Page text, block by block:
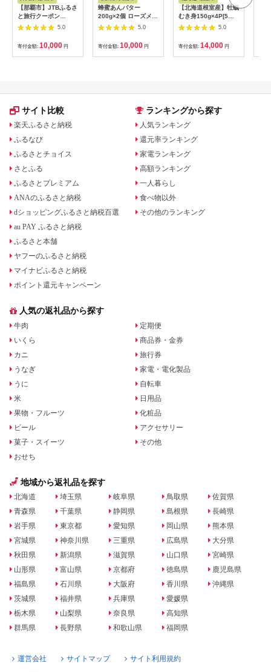
【那覇市】JTBふるさ
と旅行クーポン
（3,000円分）有効期
間3年（Eメール発
行）｜旅行 トラベル
予約 国内旅行 JTB 宿
泊 観光 体験 旅行券
人気 おすすめ 旅行ク
ン ネット予約 電話 有
5.0
寄付金額: 10,000 円
蜂蜜あんバター
200g×2個 ローズメイ
[あんバター はちみ
つ 発酵バター あん
こ 水あめ不使用 秋
田県 大仙市]
5.0
寄付金額: 10,000 円
【北海道根室産】牡蠣
むき身150g×4P[5月
下旬以降発送] A-
5.0
寄付金額: 14,000 円
サイト比較
楽天ふるさと納税
ふるなび
ふるさとチョイス
さとふる
ふるさとプレミアム
ANAのふるさと納税
dショッピングふるさと納税百選
au PAY ふるさと納税
ふるさと本舗
ヤフーのふるさと納税
マイナビふるさと納税
ポイント還元キャンペーン
ランキングから探す
人気ランキング
還元率ランキング
家電ランキング
高額ランキング
一人暮らし
食べ物以外
その他のランキング
人気の返礼品から探す
牛肉
いくら
カニ
うなぎ
うに
米
果物・フルーツ
ビール
菓子・スイーツ
おせち
定期便
商品券・金券
旅行券
家電・電化製品
自転車
日用品
化粧品
アクセサリー
その他
地域から返礼品を探す
北海道
青森県
岩手県
宮城県
秋田県
山形県
福島県
茨城県
栃木県
群馬県
埼玉県
千葉県
東京都
神奈川県
新潟県
富山県
石川県
福井県
山梨県
長野県
岐阜県
静岡県
愛知県
三重県
滋賀県
京都府
大阪府
兵庫県
奈良県
和歌山県
鳥取県
島根県
岡山県
広島県
山口県
徳島県
香川県
愛媛県
高知県
福岡県
佐賀県
長崎県
熊本県
大分県
宮崎県
鹿児島県
沖縄県
運営会社 サイトマップ サイト利用規約